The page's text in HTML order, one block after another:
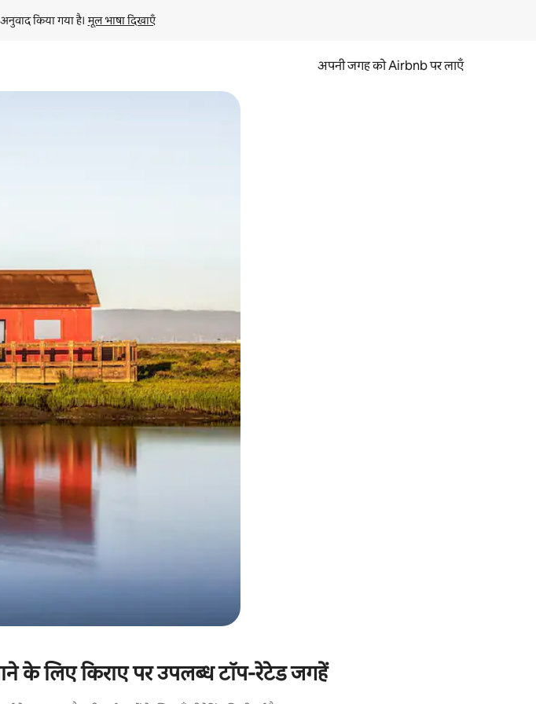
किया गया है। मूल भाषा दिखाएँ
अपनी जगह को Airbnb पर लाएँ
का इस्तेमाल करके एक्सप्लोर करें।
के लिए किराए पर उपलब्ध टॉप-रेटेड जगहें